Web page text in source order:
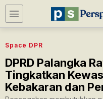
Space DPR
DPRD Palangka
Tingkatkan
Kebakaran dan